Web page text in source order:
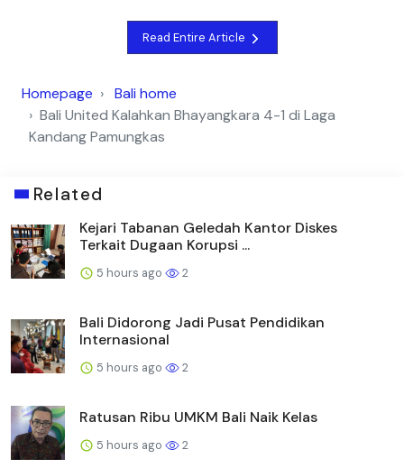
Read Entire Article
Homepage
Bali home
Bali United Kalahkan Bhayangkara 4-1 di Laga
Kandang Pamungkas
Related
Kejari Tabanan Geledah Kantor Diskes
Terkait Dugaan Korupsi ...
5 hours ago 2
Bali Didorong Jadi Pusat Pendidikan
Internasional
5 hours ago 2
Ratusan Ribu UMKM Bali Naik Kelas
5 hours ago 2